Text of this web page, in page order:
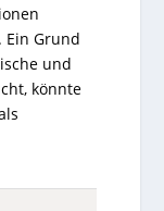
Ein Grund
und
könnte